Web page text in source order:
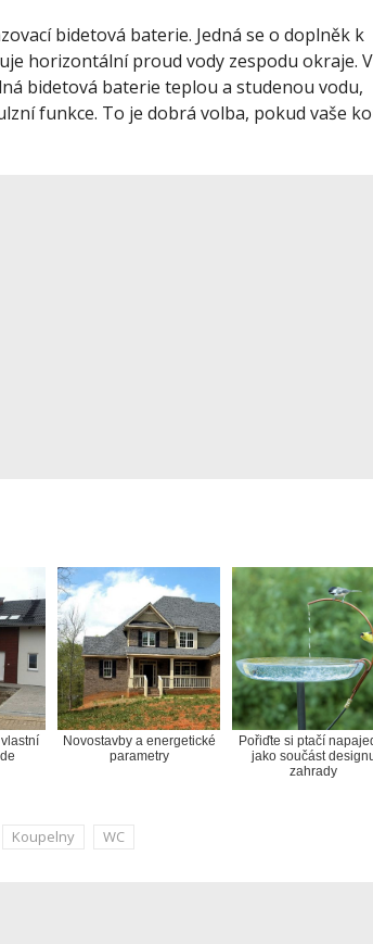
bidetová baterie. Jedná se o doplněk k
horizontální proud vody zespodu okraje. V
bidetová baterie teplou a studenou vodu,
funkce. To je dobrá volba, pokud vaše
Novostavby a energetické
parametry
Pořiďte si ptačí
jako součást
zahrady
Koupelny WC